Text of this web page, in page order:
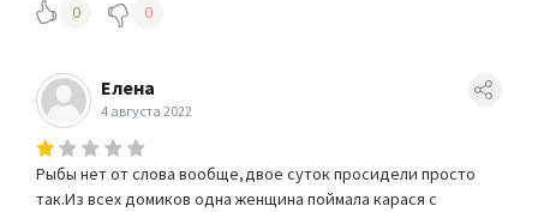
0 0
Елена
4 августа 2022
Рыбы нет от слова вообще,двое суток просидели просто
так.Из всех домиков одна женщина поймала карася с